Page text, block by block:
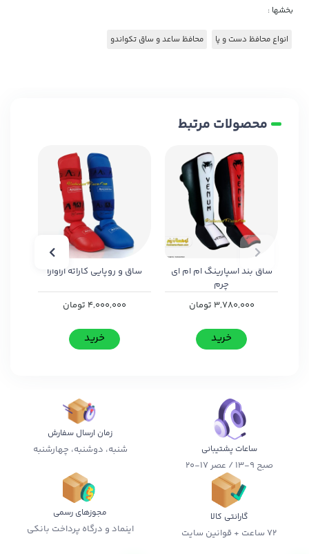
بخشها :
انواع محافظ دست و پا محافظ ساعد و ساق تکواندو
محصولات مرتبط
ساق بند اسپارینگ ام ام ای
چرم
3,780,000 تومان
خرید
ساق و روپایی کاراته اراوازا
4,000,000 تومان
خرید
ساعات پشتیبانی
صبح 9-13 / عصر 17-20
زمان ارسال سفارش
شنبه، دوشنبه، چهارشنبه
گارانتی کالا
72 ساعت + قوانین سایت
مجوزهای رسمی
اینماد و درگاه پرداخت بانکی